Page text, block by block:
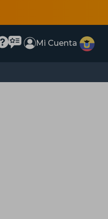
Mi Cuenta